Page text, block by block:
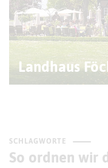
Landhaus
SCHLAGWORTE
So ordnen wir